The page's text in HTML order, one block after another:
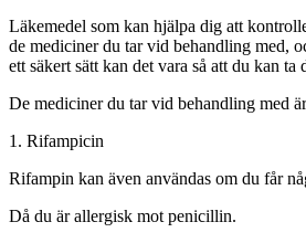
Läkemedel som kan hjälpa dig att
de mediciner du tar vid behandling med,
ett säkert sätt kan det vara så att du kan ta
De mediciner du tar vid behandling med
1. Rifampicin
Rifampin kan även användas om du får
Då du är allergisk mot penicillin.